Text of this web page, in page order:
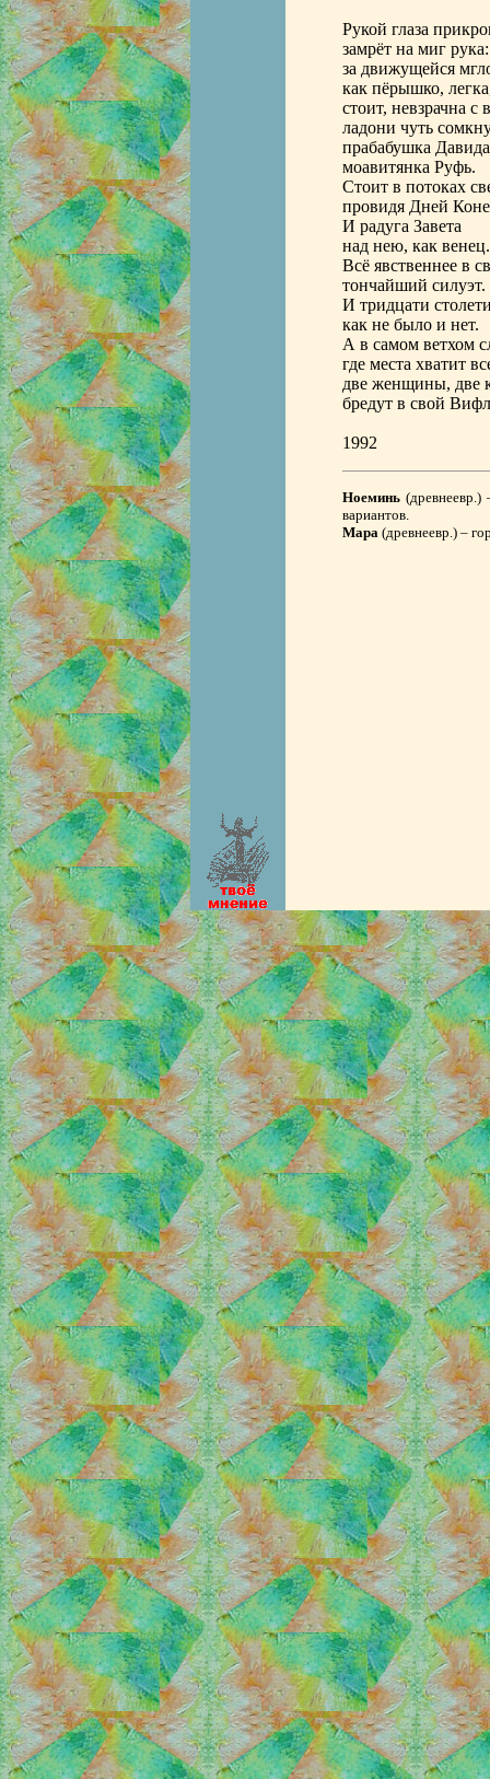
Рукой глаза
замрёт на миг рука:
за движущейся
как пёрышко,
стоит, невзрачна с
ладони чуть
прабабушка Давида
моавитянка Руфь.
Стоит в потоках
провидя Дней
И радуга Завета
над нею, как венец.
Всё явственнее в
тончайший силуэт.
И тридцати
как не было и нет.
А в самом ветхом
где места хватит
две женщины, две
бредут в свой
1992
Ноеминь(древнеевр.)
вариантов.
Мара (древнеевр.) –